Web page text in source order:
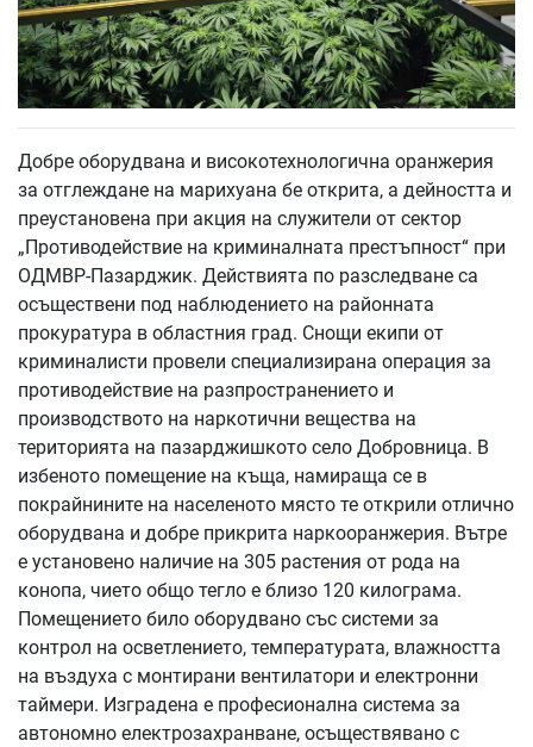
Добре оборудвана и високотехнологична оранжерия
за отглеждане на марихуана бе открита, а дейността и
преустановена при акция на служители от сектор
„Противодействие на криминалната престъпност“ при
ОДМВР-Пазарджик. Действията по разследване са
осъществени под наблюдението на районната
прокуратура в областния град. Снощи екипи от
криминалисти провели специализирана операция за
противодействие на разпространението и
производството на наркотични вещества на
територията на пазарджишкото село Добровница. В
избеното помещение на къща, намираща се в
покрайнините на населеното място те открили отлично
оборудвана и добре прикрита наркооранжерия. Вътре
е установено наличие на 305 растения от рода на
конопа, чието общо тегло е близо 120 килограма.
Помещението било оборудвано със системи за
контрол на осветлението, температурата, влажността
на въздуха с монтирани вентилатори и електронни
таймери. Изградена е професионална система за
автономно електрозахранване, осъществявано с